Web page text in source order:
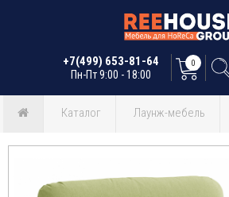
+7(499) 653-81-64
Пн-Пт 9:00 - 18:00
0
Каталог Лаунж-мебель